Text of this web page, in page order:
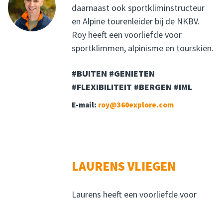
daarnaast ook sportkliminstructeur
en Alpine tourenleider bij de NKBV.
Roy heeft een voorliefde voor
sportklimmen, alpinisme en tourskiën.
#BUITEN #GENIETEN
#FLEXIBILITEIT #BERGEN #IML
E-mail: roy@360explore.com
LAURENS VLIEGEN
Laurens heeft een voorliefde voor